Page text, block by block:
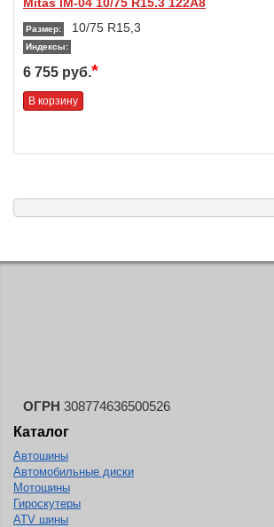
Размер: 10/75 R15,3
Индексы:
6 755 руб.*
В корзину
ОГРН 308774636500526
Каталог
Автошины
Автомобильные диски
Мотошины
Гироскутеры
ATV шины